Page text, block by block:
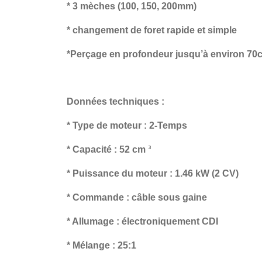
* 3 mèches (100, 150, 200mm)
* changement de foret rapide et simple
*Perçage en profondeur jusqu’à environ
Données techniques :
* Type de moteur : 2-Temps
* Capacité : 52 cm ³
* Puissance du moteur : 1.46 kW (2 CV)
* Commande : câble sous gaine
* Allumage : électroniquement CDI
* Mélange : 25:1